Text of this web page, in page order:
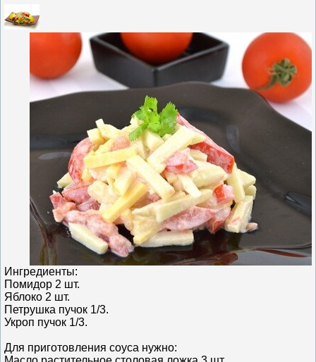
Ингредиенты:
Помидор 2 шт.
Яблоко 2 шт.
Петрушка пучок 1/3.
Укроп пучок 1/3.
Для приготовления соуса нужно: